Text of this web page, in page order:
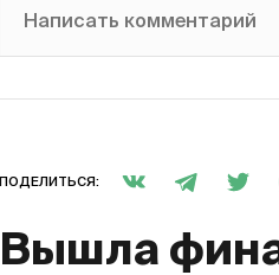
Написать комментарий
ПОДЕЛИТЬСЯ:
Вышла